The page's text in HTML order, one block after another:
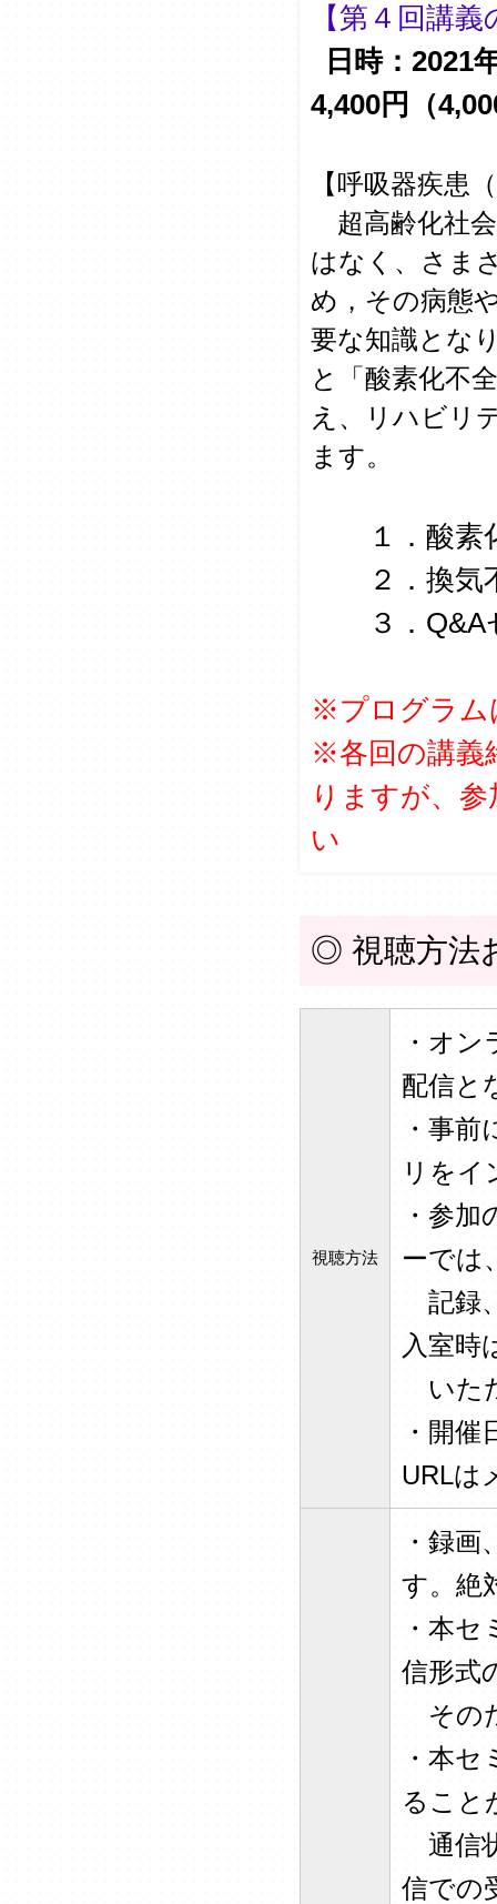
【第４回講
日時：
4,400円（
【呼吸器疾患
超高齢化社
はなく、さま
め，その病態
要な知識とな
と「酸素化不
え、リハビリ
ます。
１．酸素
２．換気
３．Q&Aセ
※プログラム
※各回の講義
りますが、
い
◎ 視聴方法
視聴方法
・オ
配信と
・事
リをイ
・参
ーでは
記録
入室時
いた
・開
URLは
・録
す。絶
・本
信形式
その
・本
ること
通信
信での